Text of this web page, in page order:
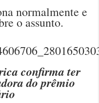
normalmente e
o assunto.
confirma ter
do prêmio